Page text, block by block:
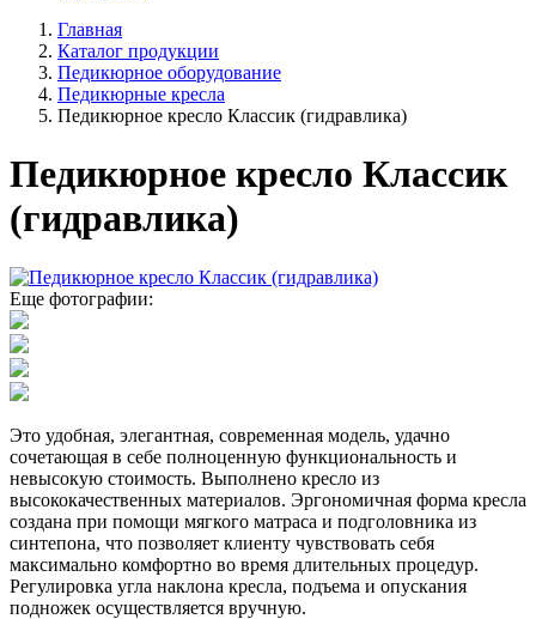
Главная
Каталог продукции
Педикюрное оборудование
Педикюрные кресла
Педикюрное кресло Классик (гидравлика)
Педикюрное кресло Классик
(гидравлика)
Еще фотографии:
Это удобная, элегантная, современная модель, удачно
сочетающая в себе полноценную функциональность и
невысокую стоимость. Выполнено кресло из
высококачественных материалов. Эргономичная форма кресла
создана при помощи мягкого матраса и подголовника из
синтепона, что позволяет клиенту чувствовать себя
максимально комфортно во время длительных процедур.
Регулировка угла наклона кресла, подъема и опускания
подножек осуществляется вручную.